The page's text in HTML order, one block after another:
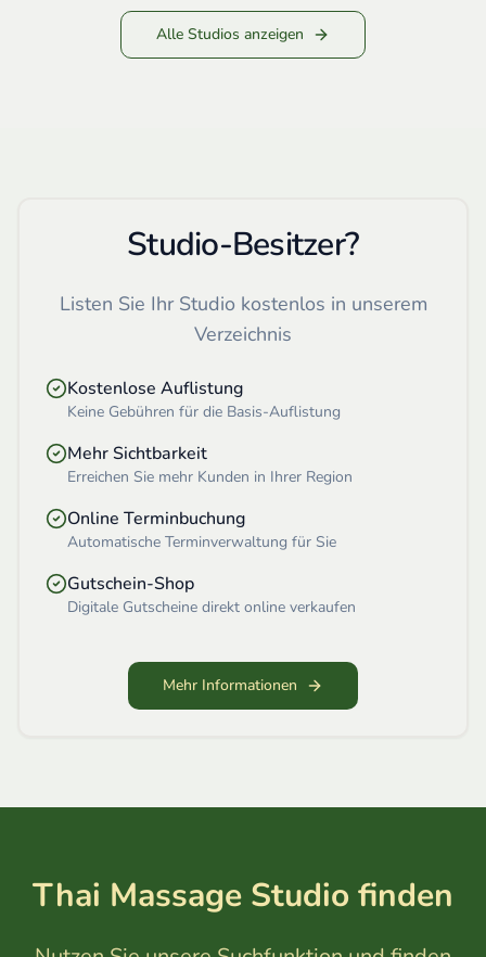
Alle Studios anzeigen
Studio-Besitzer?
Listen Sie Ihr Studio kostenlos in unserem
Verzeichnis
Kostenlose Auflistung
Keine Gebühren für die Basis-Auflistung
Mehr Sichtbarkeit
Erreichen Sie mehr Kunden in Ihrer Region
Online Terminbuchung
Automatische Terminverwaltung für Sie
Gutschein-Shop
Digitale Gutscheine direkt online verkaufen
Mehr Informationen
Thai Massage Studio finden